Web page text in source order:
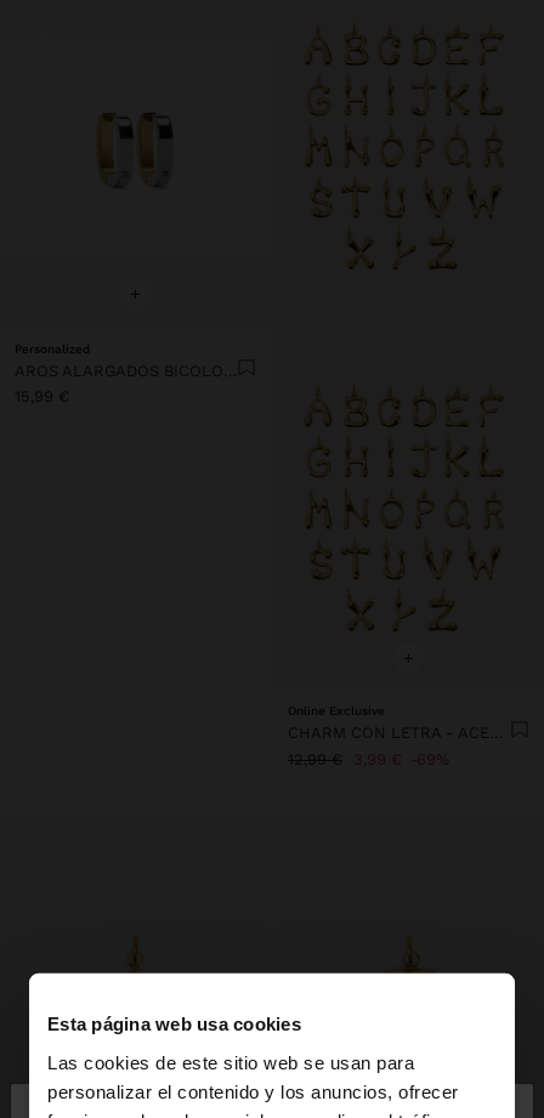
Esta página web usa cookies
Las cookies de este sitio web se usan para
personalizar el contenido y los anuncios, ofrecer
+
Personalized
AROS ALARGADOS BICOLOR - ACERO INOXIDABLE
15,99 €
+
Online Exclusive
CHARM CON LETRA - ACERO INOXIDABLE
12,99 € 3,99 € 69%